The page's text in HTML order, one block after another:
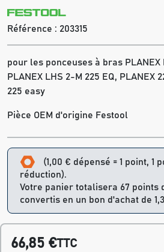
Référence : 203315
pour les ponceuses à bras PLANEX
PLANEX LHS 2-M 225 EQ, PLANEX
225 easy
Pièce OEM d'origine Festool
(1,00 € dépensé = 1 point, 1
réduction).
Votre panier totalisera 67 points
convertis en un bon d'achat de
66,85 €TTC